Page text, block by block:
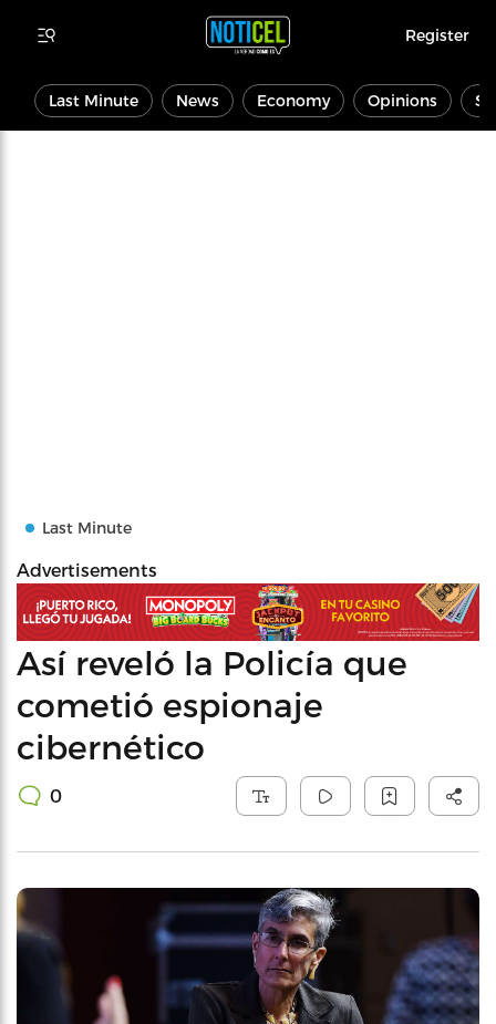
Register
Last Minute News Economy Opinions
Last Minute
Advertisements
Así reveló la Policía que
cometió espionaje
cibernético
0